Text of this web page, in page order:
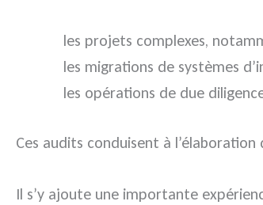
les projets complexes,
les migrations de systèmes
les opérations de due
Ces audits conduisent à
Il s’y ajoute une importante